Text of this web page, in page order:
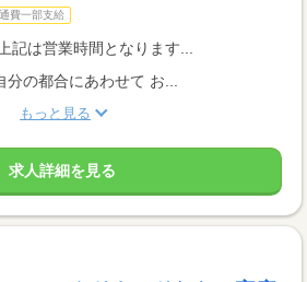
費一部支給
記は営業時間となります...
分の都合にあわせて お...
もっと見る
求人詳細を見る